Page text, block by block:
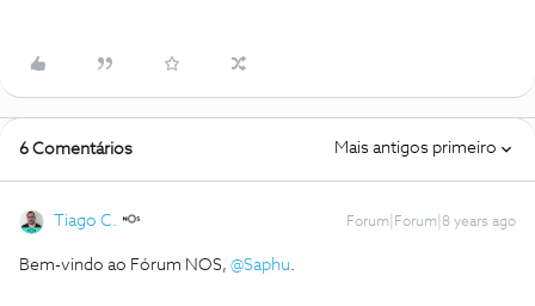
6 Comentários Mais antigos primeiro
Tiago C. Forum|Forum|8 years ago
Bem-vindo ao Fórum NOS, @Saphu.